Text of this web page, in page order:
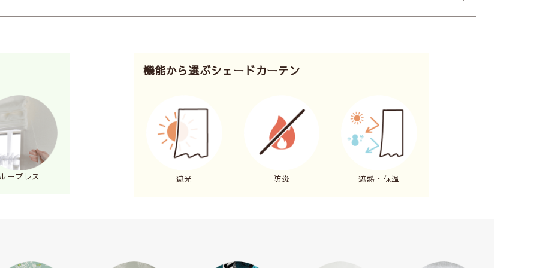
外からの光を調節できたり（日よ
る点（目隠し）が特徴
キリとしてお部屋が広く見え、そ
。プライバシーを守ることができ
キッチンなど、さまざまな場所で
ープレス
機能から選ぶシェードカーテン
遮光 防炎 遮熱・保温